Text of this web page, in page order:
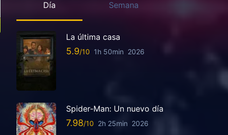
Día Semana
La última casa
5.9 1h 50min 2026
Spider-Man: Un nuevo día
7.98 2h 25min 2026